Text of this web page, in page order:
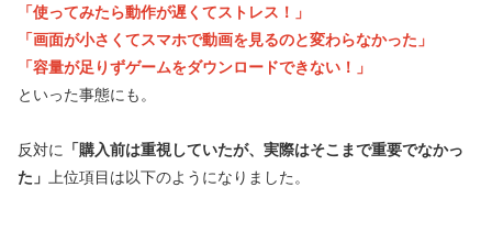
「使ってみたら動作が遅くてストレス！」
「画面が小さくてスマホで動画を見るのと変わらなかった」
「容量が足りずゲームをダウンロードできない！」
といった事態にも。
反対に
「購入前は重視していたが、実際はそこまで重要でなかっ
た」
上位項目は以下のようになりました。